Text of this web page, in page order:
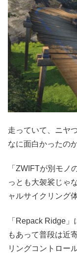
走っていて、ニヤ
なに面白かったの
「ZWIFTが別モノ
っとも大袈裟じゃ
ャルサイクリング
「Repack Ridge
もあって普段は近
リングコントロー